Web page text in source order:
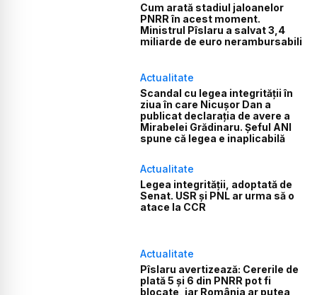
Cum arată stadiul jaloanelor
PNRR în acest moment.
Ministrul Pîslaru a salvat 3,4
miliarde de euro nerambursabili
Actualitate
Scandal cu legea integrității în
ziua în care Nicușor Dan a
publicat declarația de avere a
Mirabelei Grădinaru. Șeful ANI
spune că legea e inaplicabilă
Actualitate
Legea integrității, adoptată de
Senat. USR și PNL ar urma să o
atace la CCR
Actualitate
Pîslaru avertizează: Cererile de
plată 5 și 6 din PNRR pot fi
blocate, iar România ar putea